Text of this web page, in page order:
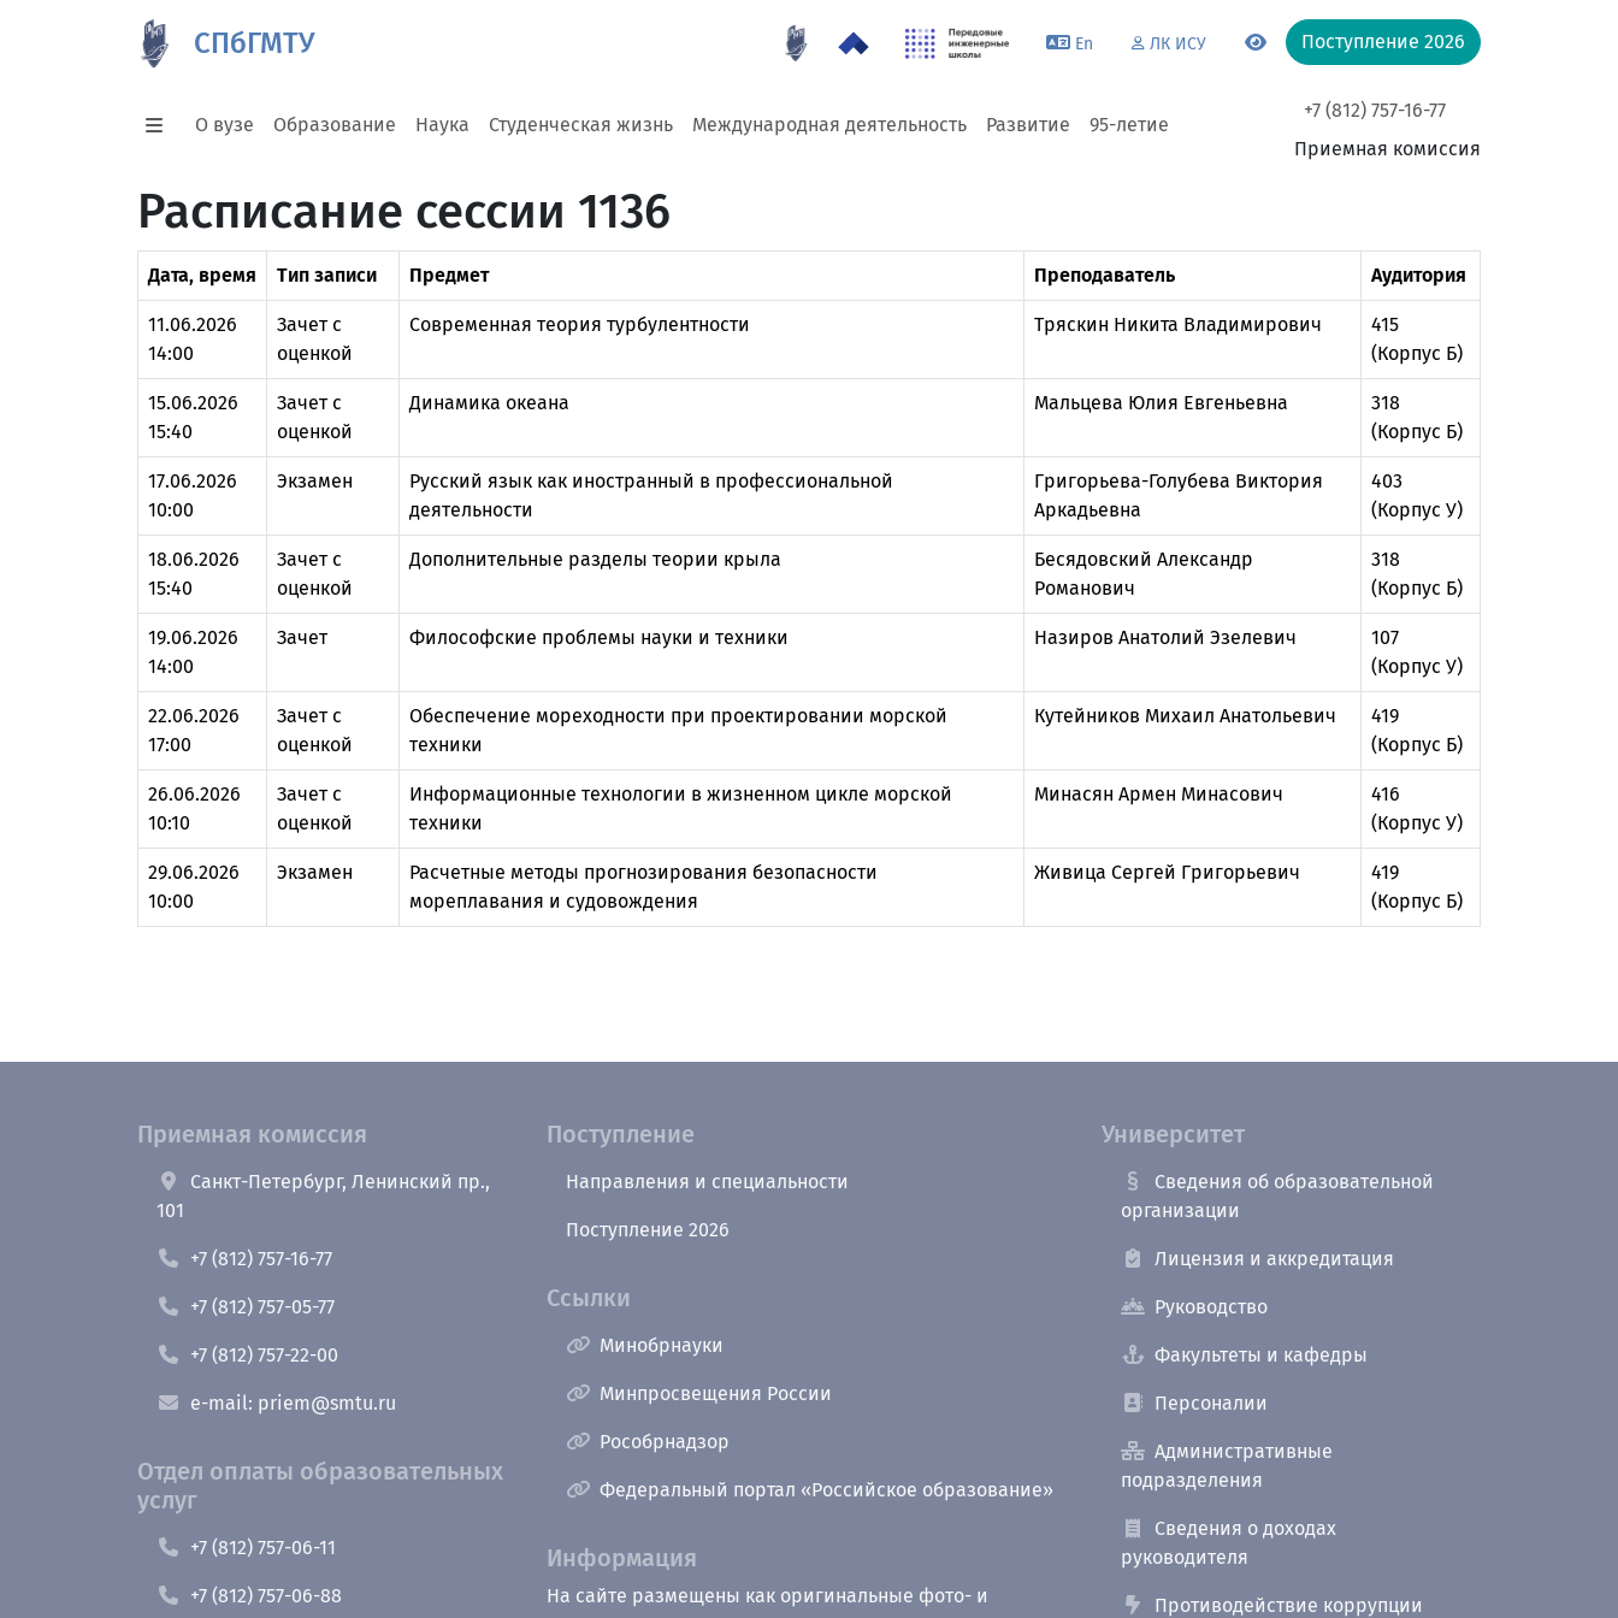
СПбГМТУ En ЛК ИСУ Поступление 2026
О вузе Образование Наука Студенческая жизнь Международная деятельность Развитие 95-летие
+7 (812) 757-16-77
Приемная комиссия
Расписание сессии 1136
Дата, время Тип записи Предмет Преподаватель Аудитория
11.06.2026
14:00
Зачет с
оценкой
Современная теория турбулентности Тряскин Никита Владимирович
415
(Корпус Б)
15.06.2026
15:40
Зачет с
оценкой
Динамика океана Мальцева Юлия Евгеньевна
318
(Корпус Б)
17.06.2026
10:00
Экзамен
Русский язык как иностранный в профессиональной
деятельности
Григорьева-Голубева Виктория
Аркадьевна
403
(Корпус У)
18.06.2026
15:40
Зачет с
оценкой
Дополнительные разделы теории крыла
Бесядовский Александр
Романович
318
(Корпус Б)
19.06.2026
14:00
Зачет Философские проблемы науки и техники Назиров Анатолий Эзелевич
107
(Корпус У)
22.06.2026
17:00
Зачет с
оценкой
Обеспечение мореходности при проектировании морской
техники
Кутейников Михаил Анатольевич
419
(Корпус Б)
26.06.2026
10:10
Зачет с
оценкой
Информационные технологии в жизненном цикле морской
техники
Минасян Армен Минасович
416
(Корпус У)
29.06.2026
10:00
Экзамен
Расчетные методы прогнозирования безопасности
мореплавания и судовождения
Живица Сергей Григорьевич
419
(Корпус Б)
Приемная комиссия
Санкт-Петербург, Ленинский пр.,
101
+7 (812) 757-16-77
+7 (812) 757-05-77
+7 (812) 757-22-00
e-mail: priem@smtu.ru
Отдел оплаты образовательных
услуг
+7 (812) 757-06-11
+7 (812) 757-06-88
Поступление
Направления и специальности
Поступление 2026
Ссылки
Минобрнауки
Минпросвещения России
Рособрнадзор
Федеральный портал «Российское образование»
Информация
На сайте размещены как оригинальные фото- и
Университет
Сведения об образовательной
организации
Лицензия и аккредитация
Руководство
Факультеты и кафедры
Персоналии
Административные
подразделения
Сведения о доходах
руководителя
Противодействие коррупции